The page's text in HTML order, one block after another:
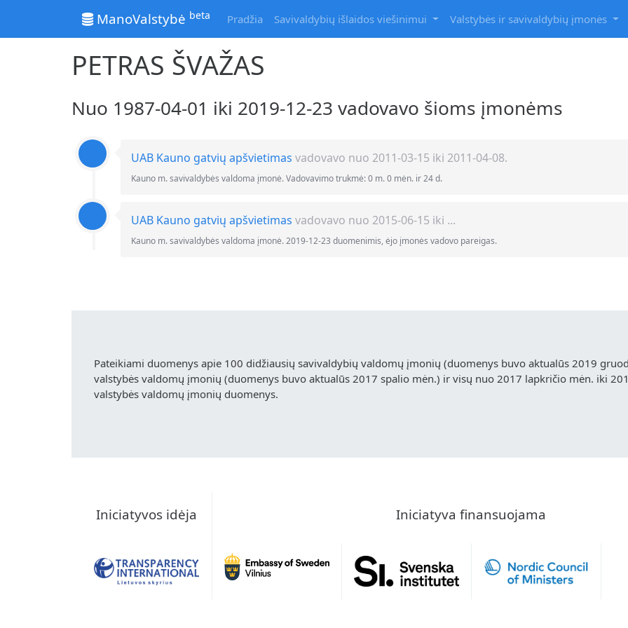
ManoValstybė beta Pradžia Savivaldybių išlaidos viešinimui Valstybės ir savivaldybių įmonės
PETRAS ŠVAŽAS
Nuo 1987-04-01 iki 2019-12-23 vadovavo šioms įmonėms
UAB Kauno gatvių apšvietimas vadovavo nuo 2011-03-15 iki 2011-04-08.
Kauno m. savivaldybės valdoma įmonė. Vadovavimo trukmė: 0 m. 0 mėn. ir 24 d.
UAB Kauno gatvių apšvietimas vadovavo nuo 2015-06-15 iki ...
Kauno m. savivaldybės valdoma įmonė. 2019-12-23 duomenimis, ėjo įmonės vadovo pareigas.
Pateikiami duomenys apie 100 didžiausių savivaldybių valdomų įmonių (duomenys buvo aktualūs 2019
valstybės valdomų įmonių (duomenys buvo aktualūs 2017 spalio mėn.) ir visų nuo 2017 lapkričio mėn. iki
valstybės valdomų įmonių duomenys.
Iniciatyvos idėja Iniciatyva finansuojama